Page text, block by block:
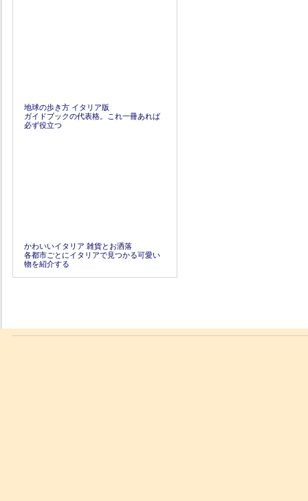
地球の歩き方 イタリア版
ガイドブックの代表格。これ一冊あれば
必ず役立つ
かわいいイタリア 雑貨とお洒落
各都市ごとにイタリアで見つかる可愛い
物を紹介する